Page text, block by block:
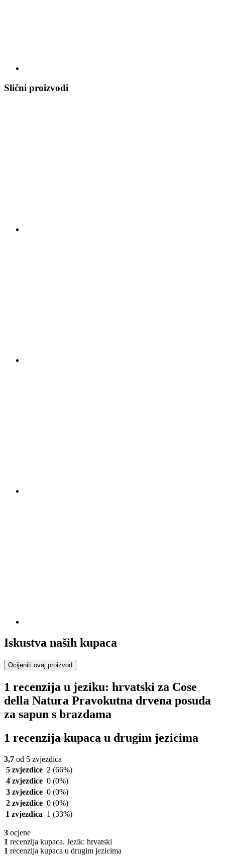
Slični proizvodi
Iskustva naših kupaca
Ocijeniti ovaj proizvod
1 recenzija u jeziku: hrvatski za Cose
della Natura Pravokutna drvena posuda
za sapun s brazdama
1 recenzija kupaca u drugim jezicima
3,7 od 5 zvjezdica
5 zvjezdice 2 (66%)
4 zvjezdice 0 (0%)
3 zvjezdice 0 (0%)
2 zvjezdice 0 (0%)
1 zvjezdica 1 (33%)
3 ocjene
1 recenzija kupaca. Jezik: hrvatski
1 recenzija kupaca u drugim jezicima